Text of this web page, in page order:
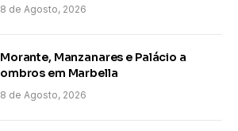
8 de Agosto, 2026
Morante, Manzanares e Palácio a
ombros em Marbella
8 de Agosto, 2026